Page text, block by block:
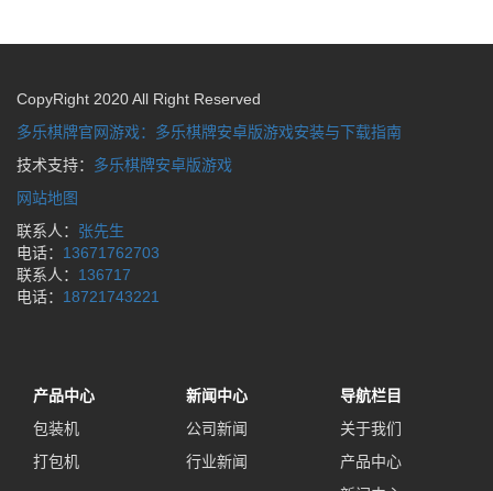
CopyRight 2020 All Right Reserved
多乐棋牌官网游戏：多乐棋牌安卓版游戏安装与下载指南
技术支持： 多乐棋牌安卓版游戏
网站地图
联系人： 张先生
电话： 13671762703
联系人： 136717
电话： 18721743221
产品中心
包装机
打包机
新闻中心
公司新闻
行业新闻
导航栏目
关于我们
产品中心